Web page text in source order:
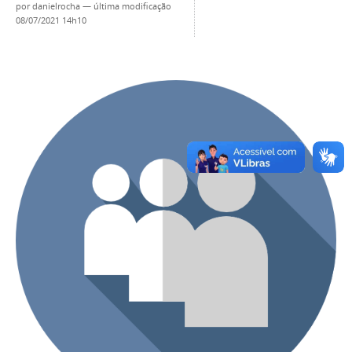
pordanielrocha — última modificação
08/07/2021 14h10